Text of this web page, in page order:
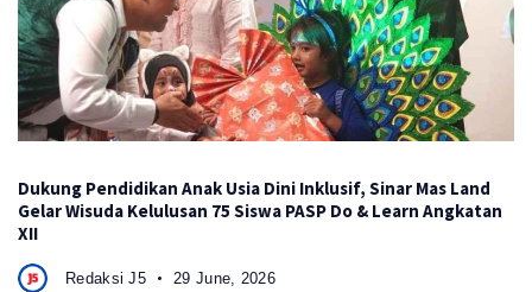
Dukung Pendidikan Anak Usia Dini Inklusif, Sinar Mas Land
Gelar Wisuda Kelulusan 75 Siswa PASP Do & Learn Angkatan
XII
Redaksi J5 29 June, 2026